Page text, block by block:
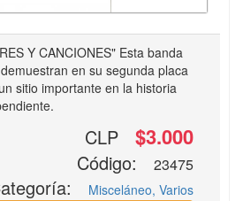
Y CANCIONES" Esta banda
en su segunda placa
sitio importante en la historia
CLP $3.000
Código: 23475
Misceláneo, Varios